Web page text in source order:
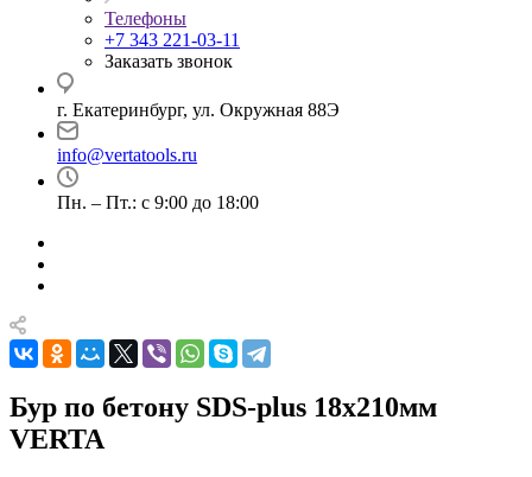
Телефоны
+7 343 221-03-11
Заказать звонок
г. Екатеринбург, ул. Окружная 88Э
info@vertatools.ru
Пн. – Пт.: с 9:00 до 18:00
Бур по бетону SDS-plus 18х210мм
VERTA